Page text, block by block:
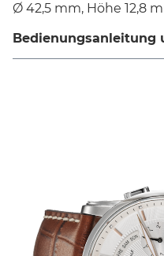
Ø 42,5 mm, Höhe 12,8
Bedienungsanleitung